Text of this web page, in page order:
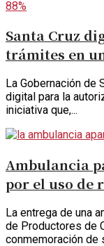
Santa Cruz
trámites en
La Gobernación de
digital para la
iniciativa que,...
Ambulancia
por el uso de
La entrega de una
de Productores de
conmemoración de